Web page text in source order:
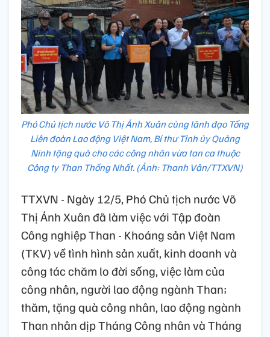
Phó Chủ tịch nước Võ Thị Ánh Xuân cùng lãnh đạo Tổng
Liên đoàn Lao động Việt Nam, Bí thư Tỉnh ủy Quảng
Ninh tặng quà cho các công nhân vừa tan ca thuộc
Công ty Than Thống Nhất. (Ảnh: Thanh Vân/TTXVN)
TTXVN - Ngày 12/5, Phó Chủ tịch nước Võ
Thị Ánh Xuân đã làm việc với Tập đoàn
Công nghiệp Than - Khoáng sản Việt Nam
(TKV) về tình hình sản xuất, kinh doanh và
công tác chăm lo đời sống, việc làm của
công nhân, người lao động ngành Than;
thăm, tặng quà công nhân, lao động ngành
Than nhân dịp Tháng Công nhân và Tháng